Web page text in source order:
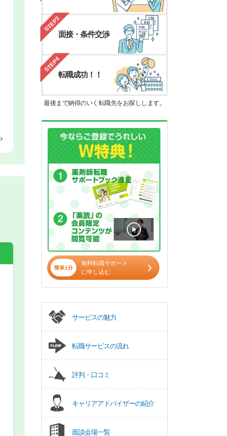
希望の働き方
STEP3
面接・条件交渉
STEP4
転職成功！！
最後まで納得のいく転職先をお探しします。
簡単1分
無料転職サポート
に申し込む
サービスの魅力
転職サービスの流れ
評判・口コミ
キャリアアドバイザーの紹介
面談会場一覧